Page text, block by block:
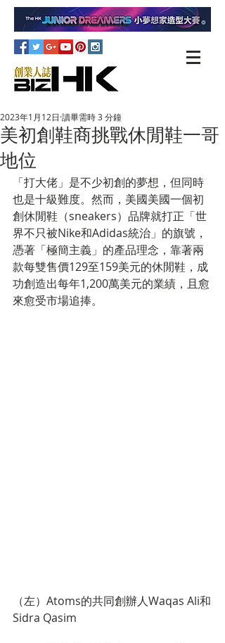
美初創鞋商挑戰休閒鞋一哥
地位
2023年1月12日 讀畢需時 3 分鐘
「打大佬」是不少初創的夢想，但同時
也是十級難度。然而，美國美國一個初
創休閒鞋（sneakers）品牌就打正「世
界不只被Nike和Adidas統治」的旗號，
憑著「極簡主義」的產品理念，靠著兩
款每雙售價129至159美元的休閒鞋，成
功創造出每年1,200萬美元的業績，且愈
來愈受市場追捧。
（左）Atoms的共同創辦人Waqas Ali和
Sidra Qasim